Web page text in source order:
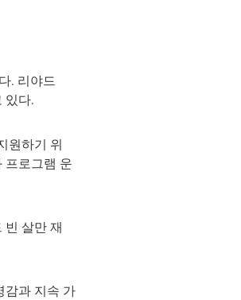
. 리야드
있다.
원하기 위
프로그램 운
살만 재
감과 지속 가